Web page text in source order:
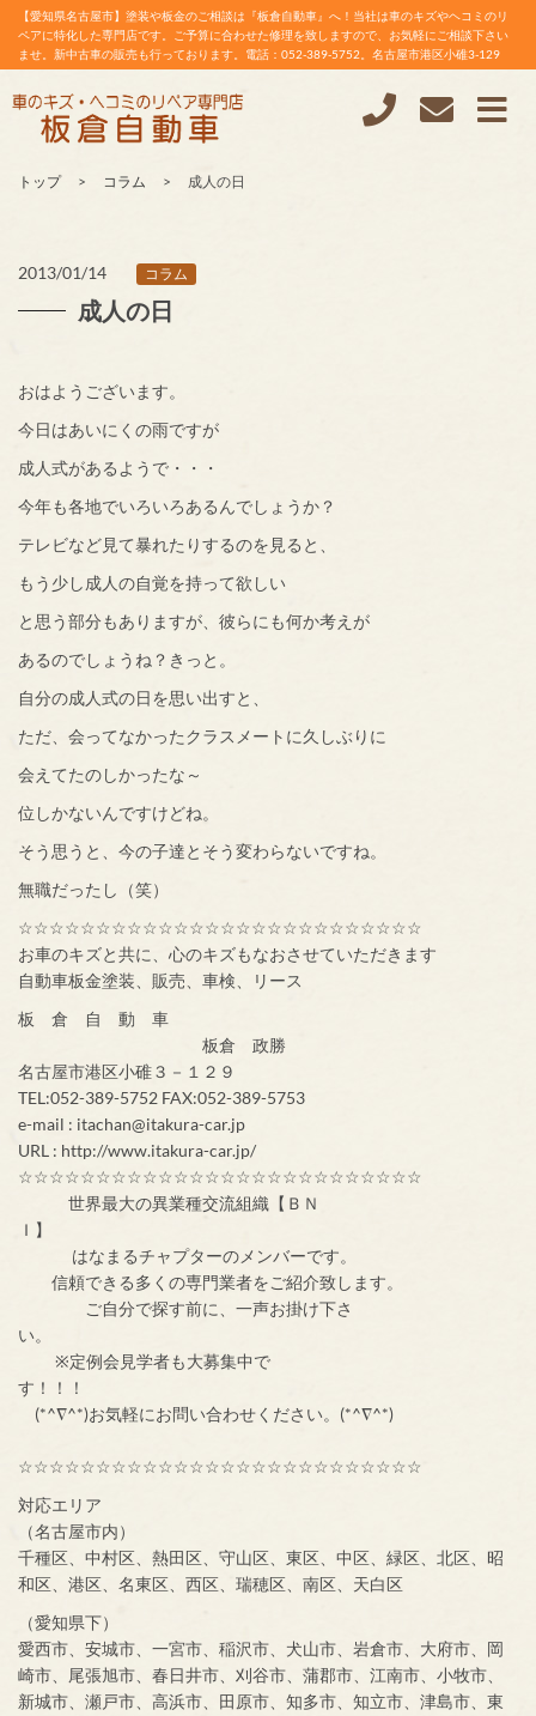
【愛知県名古屋市】塗装や板金のご相談は『板倉自動車』へ！当社は車のキズやヘコミのリ
ペアに特化した専門店です。ご予算に合わせた修理を致しますので、お気軽にご相談下さい
ませ。新中古車の販売も行っております。電話：052-389-5752。名古屋市港区小碓3-129
トップ コラム 成人の日
2013/01/14 コラム
成人の日
おはようございます。
今日はあいにくの雨ですが
成人式があるようで・・・
今年も各地でいろいろあるんでしょうか？
テレビなど見て暴れたりするのを見ると、
もう少し成人の自覚を持って欲しい
と思う部分もありますが、彼らにも何か考えが
あるのでしょうね？きっと。
自分の成人式の日を思い出すと、
ただ、会ってなかったクラスメートに久しぶりに
会えてたのしかったな～
位しかないんですけどね。
そう思うと、今の子達とそう変わらないですね。
無職だったし（笑）
☆☆☆☆☆☆☆☆☆☆☆☆☆☆☆☆☆☆☆☆☆☆☆☆☆☆
お車のキズと共に、心のキズもなおさせていただきます
自動車板金塗装、販売、車検、リース
板 倉 自 動 車
板倉 政勝
名古屋市港区小碓３－１２９
TEL:052-389-5752 FAX:052-389-5753
e-mail : itachan@itakura-car.jp
URL : http://www.itakura-car.jp/
☆☆☆☆☆☆☆☆☆☆☆☆☆☆☆☆☆☆☆☆☆☆☆☆☆☆
世界最大の異業種交流組織【ＢＮ
Ｉ】
はなまるチャプターのメンバーです。
信頼できる多くの専門業者をご紹介致します。
ご自分で探す前に、一声お掛け下さ
い。
※定例会見学者も大募集中で
す！！！
(*^∇^*)お気軽にお問い合わせください。(*^∇^*)
☆☆☆☆☆☆☆☆☆☆☆☆☆☆☆☆☆☆☆☆☆☆☆☆☆☆
対応エリア
（名古屋市内）
千種区、中村区、熱田区、守山区、東区、中区、緑区、北区、昭
和区、港区、名東区、西区、瑞穂区、南区、天白区
（愛知県下）
愛西市、安城市、一宮市、稲沢市、犬山市、岩倉市、大府市、岡
崎市、尾張旭市、春日井市、刈谷市、蒲郡市、江南市、小牧市、
新城市、瀬戸市、高浜市、田原市、知多市、知立市、津島市、東